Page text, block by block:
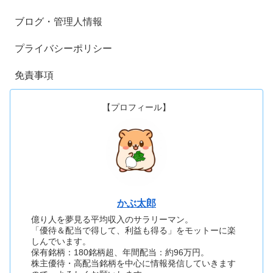
ブログ・管理人情報
プライバシーポリシー
免責事項
【プロフィール】
かぶ太郎
億り人を夢見る平均収入のサラリーマン。
「優待＆配当で得して、利益も得る」をモットーに楽
しんでいます。
保有銘柄：180銘柄超、年間配当：約96万円。
株主優待・高配当銘柄を中心に情報発信していきます